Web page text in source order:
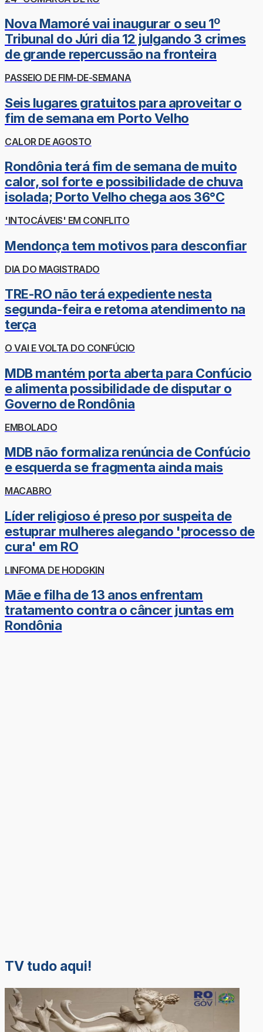
Nova Mamoré vai inaugurar o seu 1º
Tribunal do Júri dia 12 julgando 3 crimes
de grande repercussão na fronteira
PASSEIO DE FIM-DE-SEMANA
Seis lugares gratuitos para aproveitar o
fim de semana em Porto Velho
CALOR DE AGOSTO
Rondônia terá fim de semana de muito
calor, sol forte e possibilidade de chuva
isolada; Porto Velho chega aos 36°C
'INTOCÁVEIS' EM CONFLITO
Mendonça tem motivos para desconfiar
DIA DO MAGISTRADO
TRE-RO não terá expediente nesta
segunda-feira e retoma atendimento na
terça
O VAI E VOLTA DO CONFÚCIO
MDB mantém porta aberta para Confúcio
e alimenta possibilidade de disputar o
Governo de Rondônia
EMBOLADO
MDB não formaliza renúncia de Confúcio
e esquerda se fragmenta ainda mais
MACABRO
Líder religioso é preso por suspeita de
estuprar mulheres alegando 'processo de
cura' em RO
LINFOMA DE HODGKIN
Mãe e filha de 13 anos enfrentam
tratamento contra o câncer juntas em
Rondônia
TV tudo aqui!